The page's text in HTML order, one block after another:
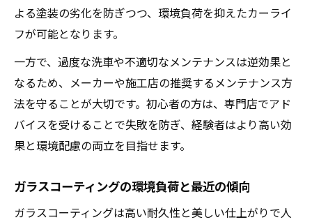
よる塗装の劣化を防ぎつつ、環境負荷を抑えたカーライ
フが可能となります。
一方で、過度な洗車や不適切なメンテナンスは逆効果と
なるため、メーカーや施工店の推奨するメンテナンス方
法を守ることが大切です。初心者の方は、専門店でアド
バイスを受けることで失敗を防ぎ、経験者はより高い効
果と環境配慮の両立を目指せます。
ガラスコーティングの環境負荷と最近の傾向
ガラスコーティングは高い耐久性と美しい仕上がりで人